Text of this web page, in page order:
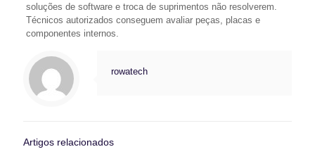
soluções de software e troca de suprimentos não resolverem.
Técnicos autorizados conseguem avaliar peças, placas e
componentes internos.
rowatech
Artigos relacionados